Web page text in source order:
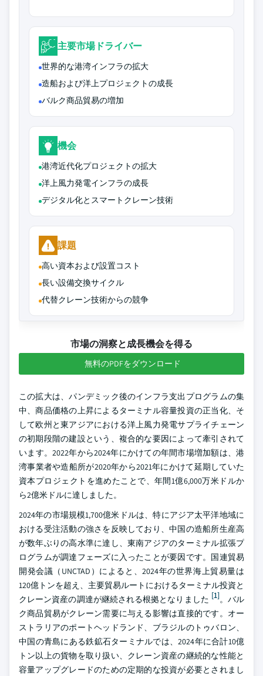
主要市場ドライバー
世界的な港湾インフラの拡大
造船および洋上プロジェクトの成長
バルク商品貿易の増加
機会
港湾近代化プロジェクトの拡大
洋上風力発電インフラの成長
デジタル化とスマートクレーン技術
課題
高い資本および設置コスト
長い設備交換サイクル
代替クレーン技術からの競争
市場の洞察と成長機会を得る
無料のPDFをダウンロード
この拡大は、パンデミック後のインフラ支出プログラムの集
中、商品価格の上昇によるターミナル容量投資の正当化、そ
して欧州と東アジアにおける洋上風力発電サプライチェーン
の初期段階の建設という、複合的な要因によって牽引されて
います。2022年から2024年にかけての年間市場増加額は、港
湾事業者や造船所が2020年から2021年にかけて延期していた
資本プロジェクトを進めたことで、年間1億6,000万米ドルか
ら2億米ドルに達しました。
2024年の市場規模1,700億米ドルは、特にアジア太平洋地域に
おける受注活動の強さを反映しており、中国の造船所生産高
が数年ぶりの高水準に達し、東南アジアのターミナル拡張プ
ログラムが調達フェーズに入ったことが要因です。国連貿易
開発会議（UNCTAD）によると、2024年の世界海上貿易量は
120億トンを超え、主要貿易ルートにおけるターミナル投資と
クレーン資産の調達が継続される根拠となりました [1]。バル
ク商品貿易がクレーン需要に与える影響は直接的です。オー
ストラリアのポートヘッドランド、ブラジルのトゥバロン、
中国の青島にある鉄鉱石ターミナルでは、2024年に合計10億
トン以上の貨物を取り扱い、クレーン資産の継続的な性能と
容量アップグレードのための定期的な投資が必要とされまし